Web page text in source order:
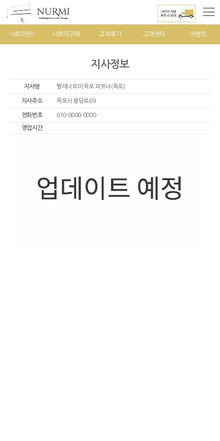
너르미란? 너르미구매 고객후기 고객센터 이벤트
지사정보
지사명 빨래너르미 목포 파트너(목포)
지사주소 목포시 용당로69
전화번호 010-0000-0000
영업시간